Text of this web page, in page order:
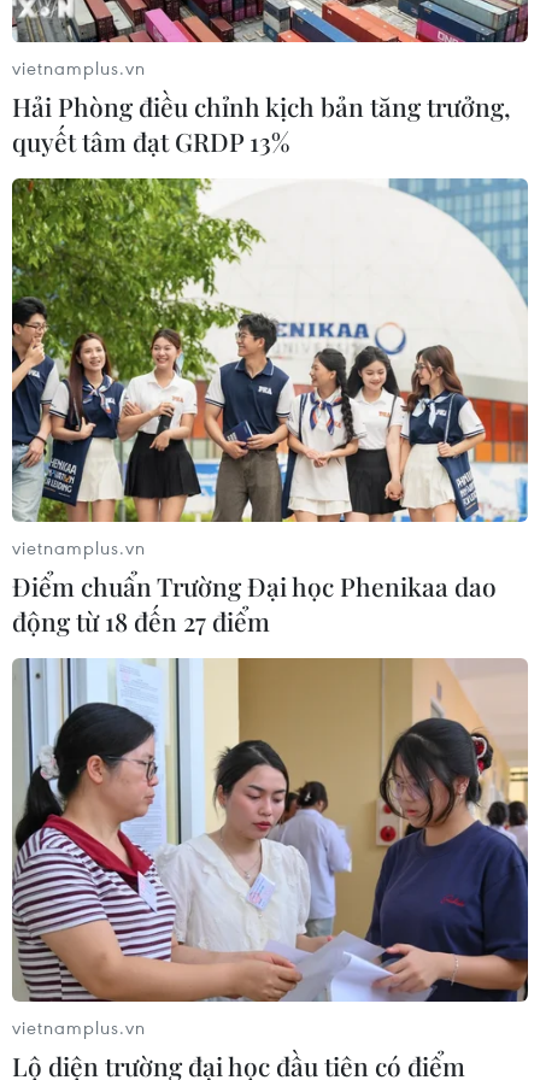
Phục hồi và Phát triển Kinh tế-Xã hội 2022-2023
Hà Nội tiên phong cùng cả
nước hiện thực hóa các mục tiêu phát triển
Xuất khẩu gạo lập kỷ lục mới,
vượt mốc 5 tỷ USD
Việt Nam cần tận dụng cơ hội để vượt khó và
bắt nhịp xu thế
Xuất siêu nông lâm thủy sản tăng gần gấp 2 lần
trong quý đầu năm
Chỉ số giá tiêu dùng tháng Hai
tăng 3,98%
TIN LIÊN QUAN
Bình Phước: Điểm sáng thu hút vốn đầu tư
vietnamplus.vn
Hải Phòng điều chỉnh kịch bản tăng trưởng,
quyết tâm đạt GRDP 13%
vietnamplus.vn
Điểm chuẩn Trường Đại học Phenikaa dao
động từ 18 đến 27 điểm
vietnamplus.vn
Lộ diện trường đại học đầu tiên có điểm